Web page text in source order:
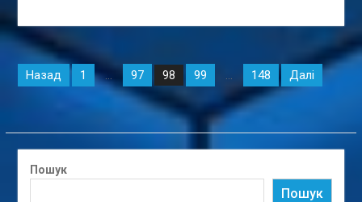
Навігація
записів
Назад 1 … 97 98 99 148 Далі
Пошук
Пошук